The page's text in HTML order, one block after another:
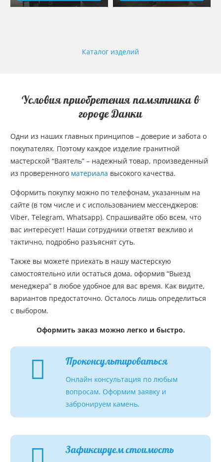
Каталог изделий
Условия приобретения памятника в
городе Данки
Одни из наших главных принципов – доверие и забота о
покупателях. Поэтому каждое изделие гранитной
мастерской “Ваятель” – надежный товар, произведенный
из проверенного материала высокого качества.
Оформить покупку можно по телефонам, указанным на
сайте (в том числе и с использованием мессенджеров:
Viber, Telegram, Whatsapp). Спрашивайте обо всем, что
вас интересует! Наши сотрудники ответят вежливо и
тактично, подробно разъяснят суть.
Также вы можете приехать в нашу мастерскую
самостоятельно или остаться дома, оформив “Выезд
менеджера” в любое удобное для вас время. Как видите,
вариантов предостаточно. Осталось лишь определиться
с выбором.
Оформить заказ можно легко и быстро.
Проконсультироваться
Онлайн консультация по любым
вопросам. Оформим заявку и
забронируем камень.
Зафиксируем стоимость